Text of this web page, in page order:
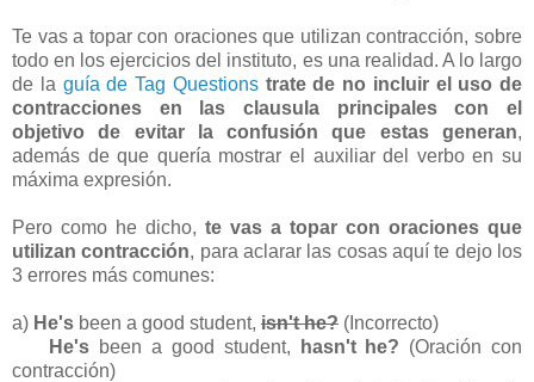
Te vas a topar con oraciones que utilizan contracción, sobre
todo en los ejercicios del instituto, es una realidad. A lo largo
de la guía de Tag Questions trate de no incluir el uso de
contracciones en las clausula principales con el
objetivo de evitar la confusión que estas generan,
además de que quería mostrar el auxiliar del verbo en su
máxima expresión.
Pero como he dicho, te vas a topar con oraciones que
utilizan contracción, para aclarar las cosas aquí te dejo los
3 errores más comunes:
a) He's been a good student, isn't he? (Incorrecto)
He's been a good student, hasn't he? (Oración con
contracción)